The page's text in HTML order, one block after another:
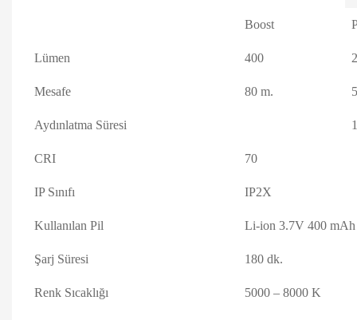
Boost
Lümen 400
Mesafe 80 m.
Aydınlatma Süresi
CRI 70
IP Sınıfı IP2X
Kullanılan Pil Li-ion 3.7V 400 mAh
Şarj Süresi 180 dk.
Renk Sıcaklığı 5000 – 8000 K